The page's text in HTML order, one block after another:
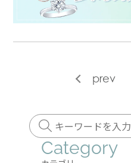
prev
Category